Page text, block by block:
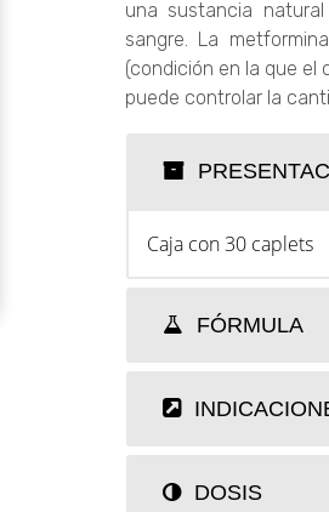
una sustancia
sangre. La
(condición en la que el
puede controlar la
Caja con 30 caplets
FÓRMULA
DOSIS